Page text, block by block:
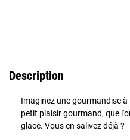
Description
Imaginez une gourmandise
petit plaisir gourmand, que
glace. Vous en salivez déjà ?